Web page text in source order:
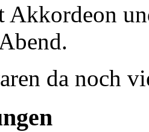
Akkordeon
da noch